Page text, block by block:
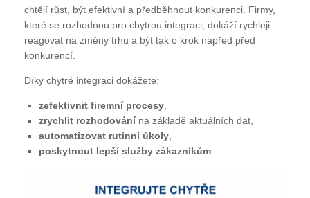
chtějí růst, být efektivní a předběhnout konkurenci. Firmy,
které se rozhodnou pro chytrou integraci, dokáží rychleji
reagovat na změny trhu a být tak o krok napřed před
konkurencí.
Díky chytré integraci dokážete:
zefektivnit firemní procesy
zrychlit rozhodování na základě aktuálních dat,
automatizovat rutinní úkoly
poskytnout lepší služby zákazníkům